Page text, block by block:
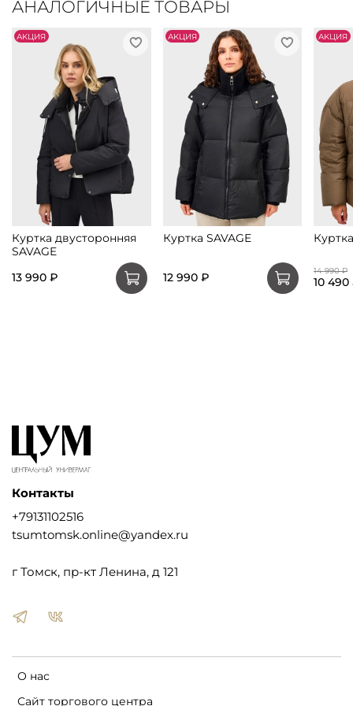
АНАЛОГИЧНЫЕ ТОВАРЫ
АKЦИЯ
Куртка двусторонняя
SAVAGE
13 990 ₽
АKЦИЯ
Куртка SAVAGE
12 990 ₽
АKЦИЯ
14 990 ₽
10
О нас
Сайт торгового центра
Контакты
+79131102516
tsumtomsk.online@yandex.ru
г Томск, пр-кт Ленина, д 121